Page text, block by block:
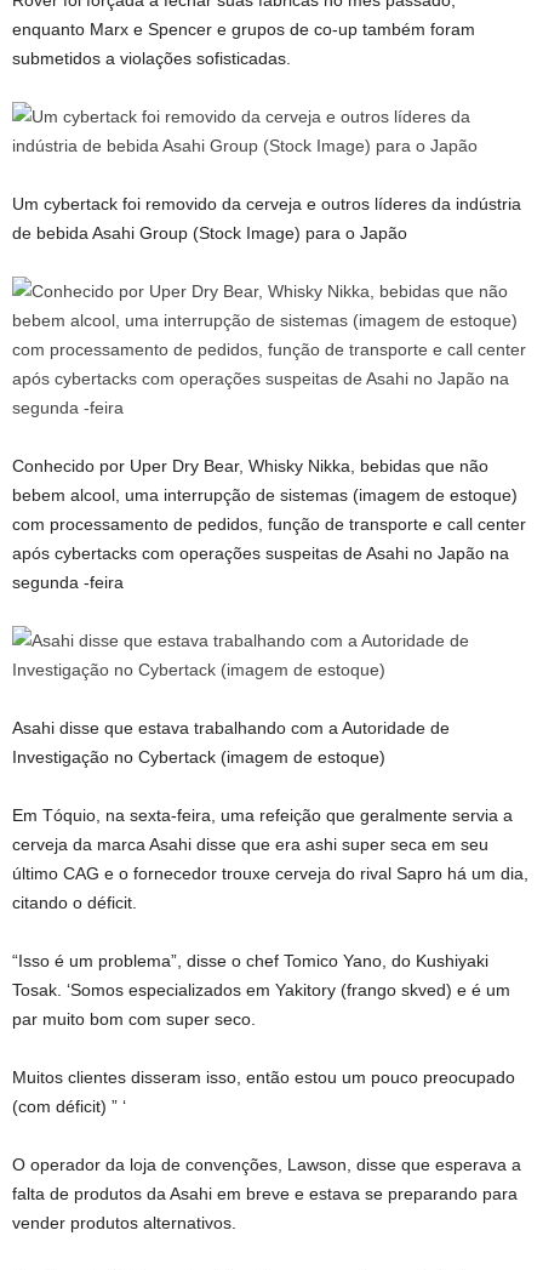
enquanto Marx e Spencer e grupos de co-up também foram
submetidos a violações sofisticadas.
Um cybertack foi removido da cerveja e outros líderes da indústria
de bebida Asahi Group (Stock Image) para o Japão
Conhecido por Uper Dry Bear, Whisky Nikka, bebidas que não
bebem alcool, uma interrupção de sistemas (imagem de estoque)
com processamento de pedidos, função de transporte e call center
após cybertacks com operações suspeitas de Asahi no Japão na
segunda -feira
Asahi disse que estava trabalhando com a Autoridade de
Investigação no Cybertack (imagem de estoque)
Em Tóquio, na sexta-feira, uma refeição que geralmente servia a
cerveja da marca Asahi disse que era ashi super seca em seu
último CAG e o fornecedor trouxe cerveja do rival Sapro há um dia,
citando o déficit.
“Isso é um problema”, disse o chef Tomico Yano, do Kushiyaki
Tosak. ‘Somos especializados em Yakitory (frango skved) e é um
par muito bom com super seco.
Muitos clientes disseram isso, então estou um pouco preocupado
(com déficit) ” ‘
O operador da loja de convenções, Lawson, disse que esperava a
falta de produtos da Asahi em breve e estava se preparando para
vender produtos alternativos.